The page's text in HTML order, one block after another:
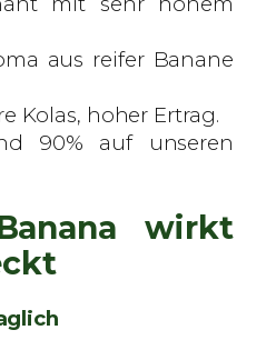
aus reifer Banane
Kolas, hoher Ertrag.
90% auf unseren
wirkt